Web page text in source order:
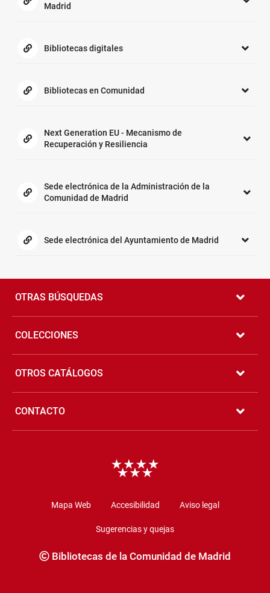
Madrid
Bibliotecas digitales
Bibliotecas en Comunidad
Next Generation EU - Mecanismo de
Recuperación y Resiliencia
Sede electrónica de la Administración de la
Comunidad de Madrid
Sede electrónica del Ayuntamiento de Madrid
OTRAS BÚSQUEDAS
COLECCIONES
OTROS CATÁLOGOS
CONTACTO
Mapa Web Accesibilidad Aviso legal
Sugerencias y quejas
Bibliotecas de la Comunidad de Madrid